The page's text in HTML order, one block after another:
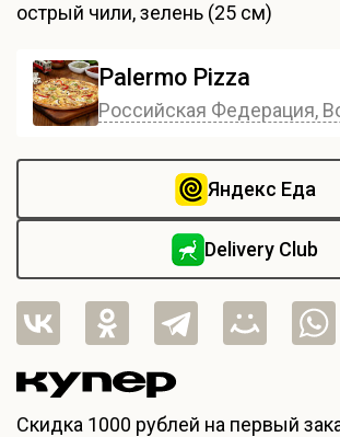
острый чили, зелень (25 см)
Palermo Pizza
Российская Федерация,
Яндекс Еда
Delivery Club
Скидка 1000 рублей на первый